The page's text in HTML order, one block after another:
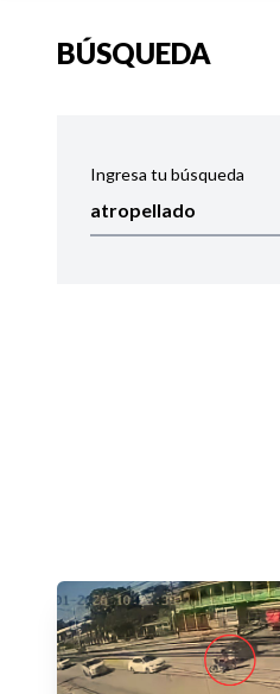
BÚSQUEDA
Ingresa tu búsqueda